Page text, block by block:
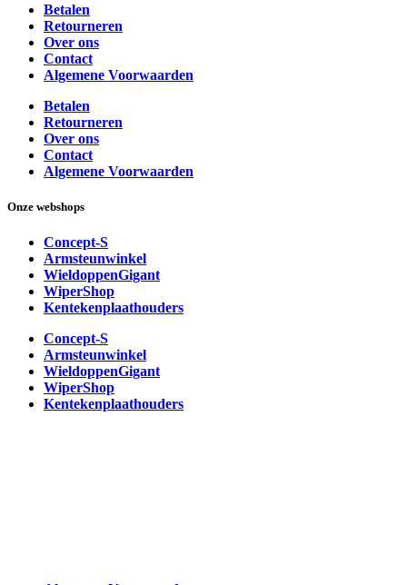
Betalen
Retourneren
Over ons
Contact
Algemene Voorwaarden
Betalen
Retourneren
Over ons
Contact
Algemene Voorwaarden
Onze webshops
Concept-S
Armsteunwinkel
WieldoppenGigant
WiperShop
Kentekenplaathouders
Concept-S
Armsteunwinkel
WieldoppenGigant
WiperShop
Kentekenplaathouders